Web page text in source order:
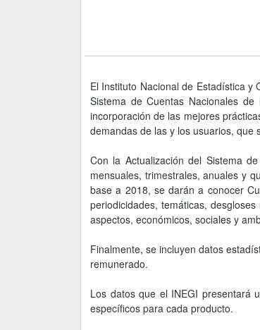
El Instituto Nacional de Estadística
Sistema de Cuentas Nacionales
incorporación de las mejores
demandas de las y los usuarios, que
Con la Actualización del Sistema
mensuales, trimestrales, anuales y
base a 2018, se darán a conocer
periodicidades, temáticas,
aspectos, económicos, sociales y
Finalmente, se incluyen datos
remunerado.
Los datos que el INEGI presentará
específicos para cada producto.